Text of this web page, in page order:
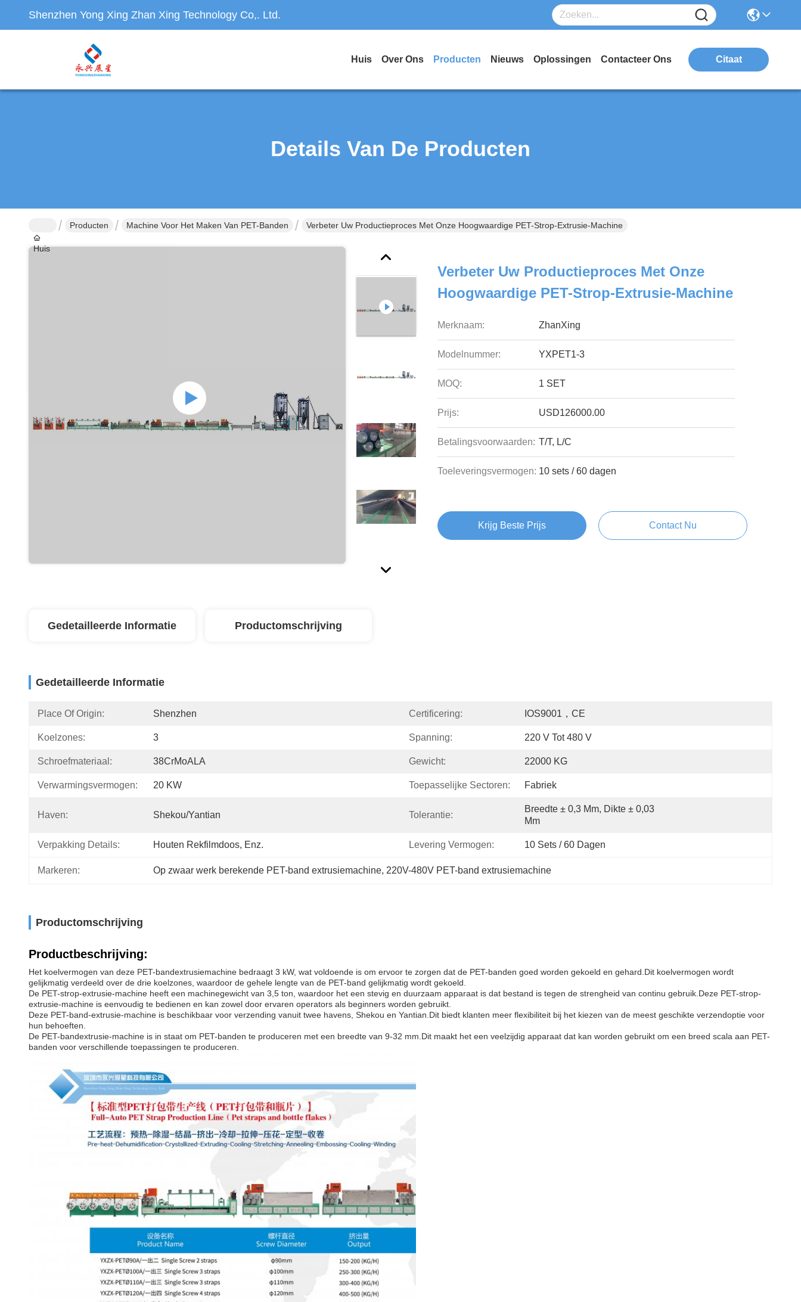
Shenzhen Yong Xing Zhan Xing Technology Co,. Ltd.
Huis Over Ons Producten Nieuws Oplossingen Contacteer Ons Citaat
Details Van De Producten
Huis
Producten Machine Voor Het Maken Van PET-Banden Verbeter Uw Productieproces Met Onze Hoogwaardige PET-Strop-Extrusie-Machine
Verbeter Uw Productieproces Met Onze
Hoogwaardige PET-Strop-Extrusie-Machine
Merknaam: ZhanXing
Modelnummer: YXPET1-3
MOQ: 1 SET
Prijs: USD126000.00
Betalingsvoorwaarden: T/T, L/C
Toeleveringsvermogen: 10 sets / 60 dagen
Krijg Beste Prijs Contact Nu
Gedetailleerde Informatie Productomschrijving
Gedetailleerde Informatie
Place Of Origin: Shenzhen Certificering: IOS9001，CE
Koelzones: 3 Spanning: 220 V Tot 480 V
Schroefmateriaal: 38CrMoALA Gewicht: 22000 KG
Verwarmingsvermogen: 20 KW Toepasselijke Sectoren: Fabriek
Haven: Shekou/yantian Tolerantie:
Breedte ± 0,3 Mm, Dikte ± 0,03
Mm
Verpakking Details: Houten Rekfilmdoos, Enz. Levering Vermogen: 10 Sets / 60 Dagen
Markeren: Op zwaar werk berekende PET-band extrusiemachine, 220V-480V PET-band extrusiemachine
Productomschrijving
Productbeschrijving:
Het koelvermogen van deze PET-bandextrusiemachine bedraagt 3 kW, wat voldoende is om ervoor te zorgen dat de PET-banden goed worden gekoeld en gehard.Dit koelvermogen wordt
gelijkmatig verdeeld over de drie koelzones, waardoor de gehele lengte van de PET-band gelijkmatig wordt gekoeld.
De PET-strop-extrusie-machine heeft een machinegewicht van 3,5 ton, waardoor het een stevig en duurzaam apparaat is dat bestand is tegen de strengheid van continu gebruik.Deze PET-strop-
extrusie-machine is eenvoudig te bedienen en kan zowel door ervaren operators als beginners worden gebruikt.
Deze PET-band-extrusie-machine is beschikbaar voor verzending vanuit twee havens, Shekou en Yantian.Dit biedt klanten meer flexibiliteit bij het kiezen van de meest geschikte verzendoptie voor
hun behoeften.
De PET-bandextrusie-machine is in staat om PET-banden te produceren met een breedte van 9-32 mm.Dit maakt het een veelzijdig apparaat dat kan worden gebruikt om een breed scala aan PET-
banden voor verschillende toepassingen te produceren.